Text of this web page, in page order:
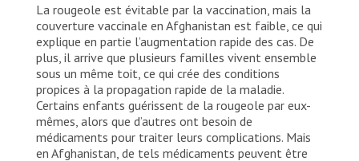
La rougeole est évitable par la vaccination, mais la
couverture vaccinale en Afghanistan est faible, ce qui
explique en partie l’augmentation rapide des cas. De
plus, il arrive que plusieurs familles vivent ensemble
sous un même toit, ce qui crée des conditions
propices à la propagation rapide de la maladie.
Certains enfants guérissent de la rougeole par eux-
mêmes, alors que d’autres ont besoin de
médicaments pour traiter leurs complications. Mais
en Afghanistan, de tels médicaments peuvent être